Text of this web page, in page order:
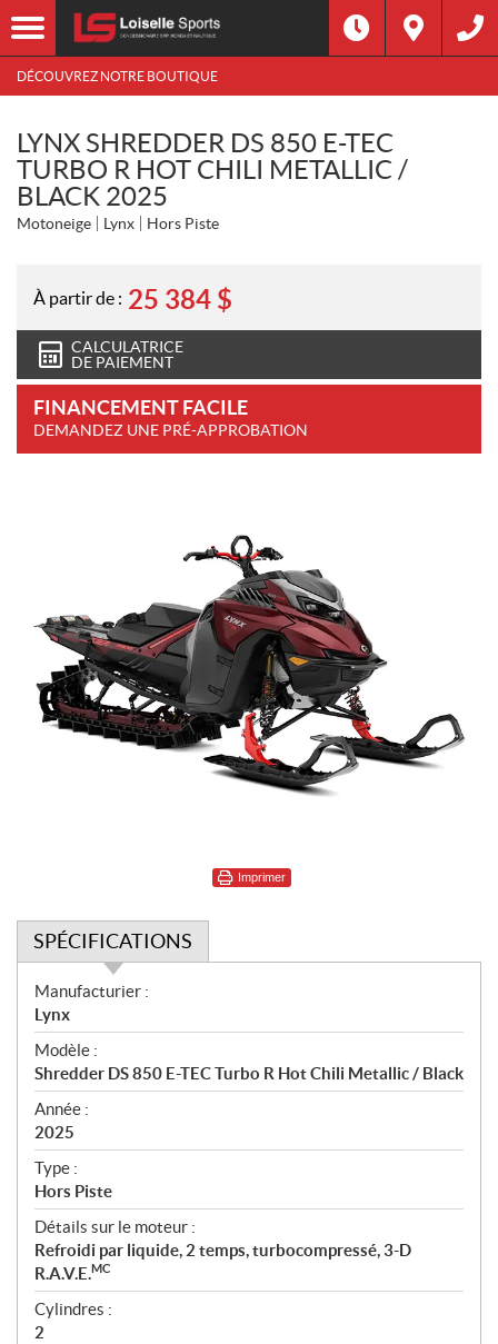
DÉCOUVREZ NOTRE BOUTIQUE
LYNX SHREDDER DS 850 E-TEC
TURBO R HOT CHILI METALLIC /
BLACK 2025
Motoneige Lynx Hors Piste
À partir de : 25 384 $
CALCULATRICE
DE PAIEMENT
FINANCEMENT FACILE
DEMANDEZ UNE PRÉ-APPROBATION
Imprimer
SPÉCIFICATIONS
S
p
é
c
i
f
i
c
a
t
i
o
n
s
Manufacturier :
Lynx
Modèle :
Shredder DS 850 E-TEC Turbo R Hot Chili Metallic / Black
Année :
2025
Type :
Hors Piste
Détails sur le moteur :
Refroidi par liquide, 2 temps, turbocompressé, 3-D
R.A.V.E.MC
Cylindres :
2